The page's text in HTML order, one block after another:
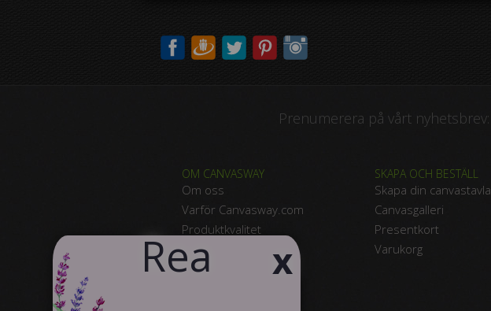
Prenumerera på vårt nyhetsbrev:
OM CANVASWAY
Om oss
Varför Canvasway.com
Produktkvalitet
Omdömen
Kontakt
SKAPA OCH BESTÄLL
Skapa din canvastavla
Canvasgalleri
Presentkort
Varukorg
x
​Rea